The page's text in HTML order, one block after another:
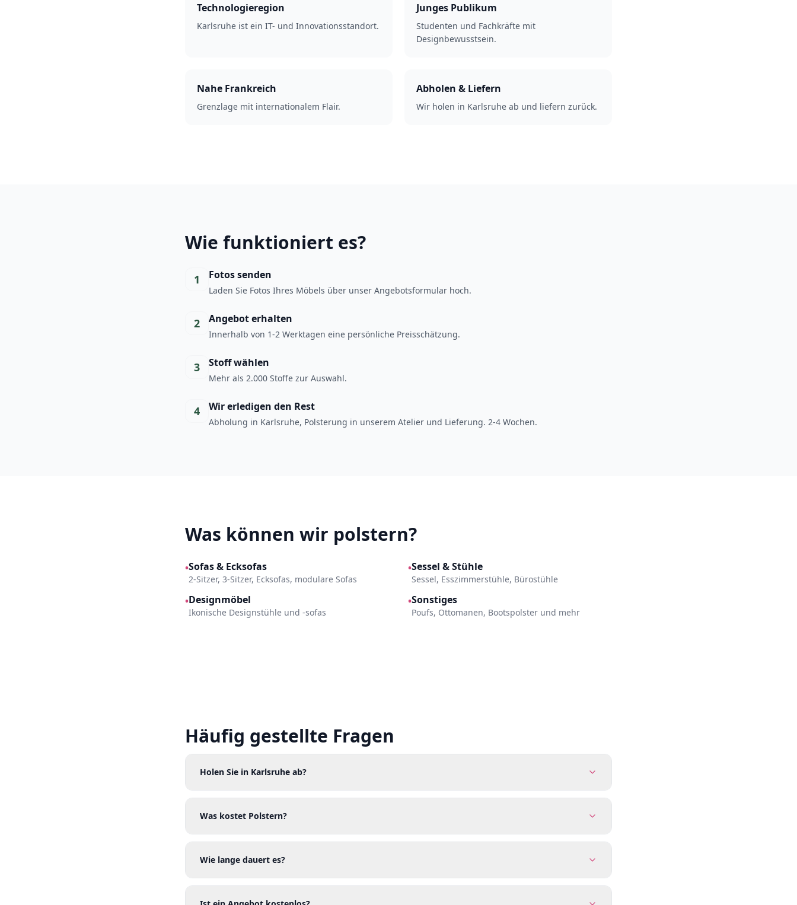
Technologieregion
Karlsruhe ist ein IT- und Innovationsstandort.
Junges Publikum
Studenten und Fachkräfte mit
Designbewusstsein.
Nahe Frankreich
Grenzlage mit internationalem Flair.
Abholen & Liefern
Wir holen in Karlsruhe ab und liefern zurück.
Wie funktioniert es?
1 Fotos senden
Laden Sie Fotos Ihres Möbels über unser Angebotsformular hoch.
2 Angebot erhalten
Innerhalb von 1-2 Werktagen eine persönliche Preisschätzung.
3 Stoff wählen
Mehr als 2.000 Stoffe zur Auswahl.
4 Wir erledigen den Rest
Abholung in Karlsruhe, Polsterung in unserem Atelier und Lieferung. 2-4 Wochen.
Was können wir polstern?
•Sofas & Ecksofas
2-Sitzer, 3-Sitzer, Ecksofas, modulare Sofas
•Sessel & Stühle
Sessel, Esszimmerstühle, Bürostühle
•Designmöbel
Ikonische Designstühle und -sofas
•Sonstiges
Poufs, Ottomanen, Bootspolster und mehr
Häufig gestellte Fragen
Holen Sie in Karlsruhe ab?
Was kostet Polstern?
Wie lange dauert es?